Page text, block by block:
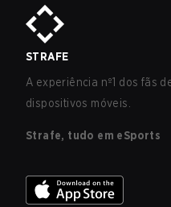
STRAFE
A experiência nº1 dos fãs
dispositivos móveis.
Strafe, tudo em eSports